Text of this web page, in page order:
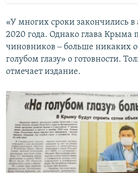
«У многих сроки закончились в
2020 года. Однако глава Крыма
чиновников ‒ больше никаких
голубом глазу» о готовности.
отмечает издание.